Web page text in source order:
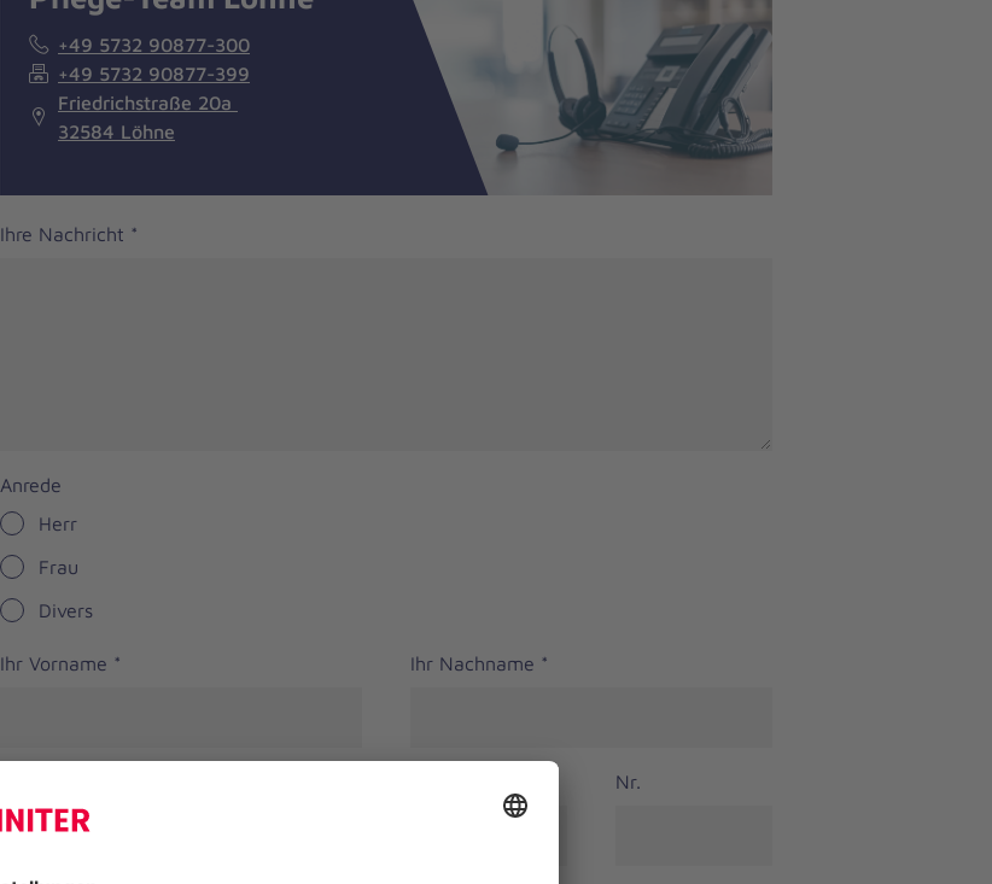
+49 5732 90877-300
+49 5732 90877-399
Friedrichstraße 20a
32584 Löhne
Ihre Nachricht *
Anrede
Herr
Frau
Divers
Ihr Vorname * Ihr Nachname *
Nr.